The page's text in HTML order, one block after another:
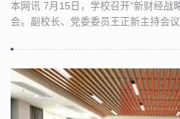
本网讯 7月15日，学校召开“新财经战
会。副校长、党委委员王正新主持会
目给予肯定，并针对专业改造目标定
字赋能、产教融合以及与“一生一方案
议。王正新指出，专业改造提升是学
培养体系”的重要抓手，各项目团队...